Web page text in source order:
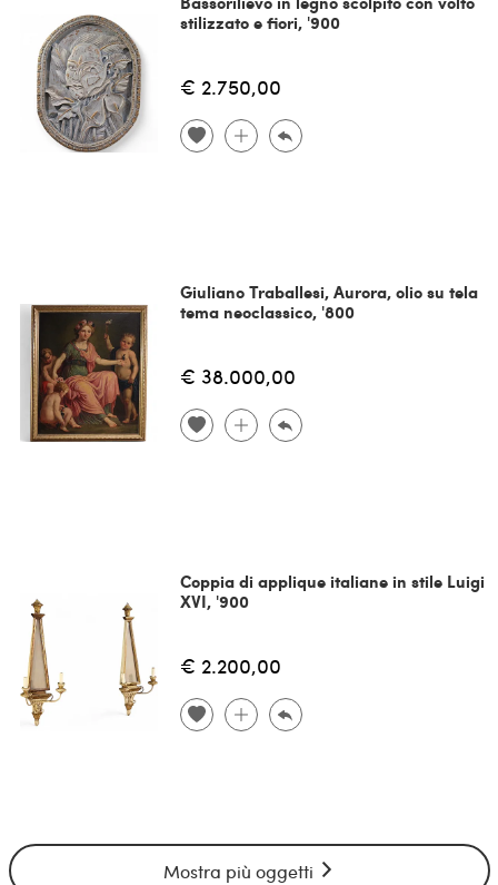
stilizzato e fiori, '900
€ 2.750,00
Giuliano Traballesi, Aurora, olio su tela
tema neoclassico, '800
€ 38.000,00
Coppia di applique italiane in stile Luigi
XVI, '900
€ 2.200,00
Mostra più oggetti